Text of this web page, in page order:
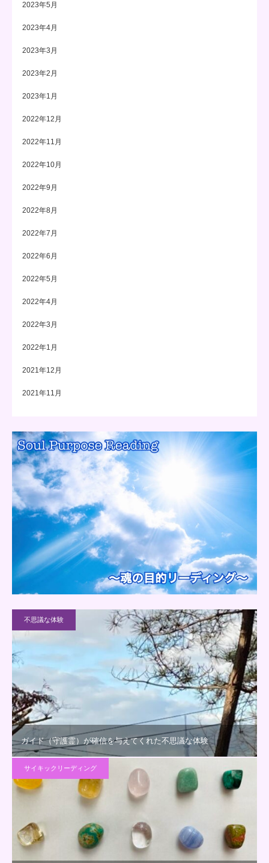
2023年5月
2023年4月
2023年3月
2023年2月
2023年1月
2022年12月
2022年11月
2022年10月
2022年9月
2022年8月
2022年7月
2022年6月
2022年5月
2022年4月
2022年3月
2022年1月
2021年12月
2021年11月
不思議な体験
ガイド（守護霊）が確信を与えてくれた不思議な体験
サイキックリーディング